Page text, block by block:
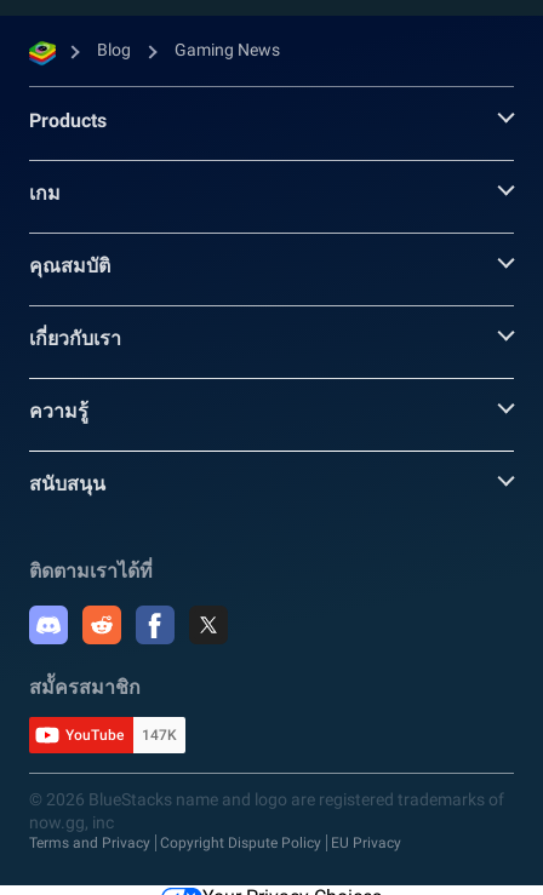
Blog Gaming News
Products
เกม
คุณสมบัติ
เกี่ยวกับเรา
ความรู้
สนับสนุน
ติดตามเราได้ที่
สมััครสมาชิก
YouTube 147K
© 2026 BlueStacks name and logo are registered trademarks of
now.gg, inc
Terms and Privacy Copyright Dispute Policy EU Privacy